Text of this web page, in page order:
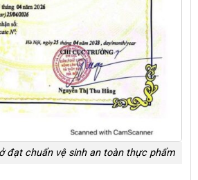
đạt chuẩn vệ sinh an toàn thực phẩm